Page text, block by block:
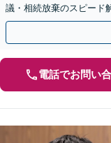
議・相続放棄のスピード
をサポート【夜間・休日
電話でお問い